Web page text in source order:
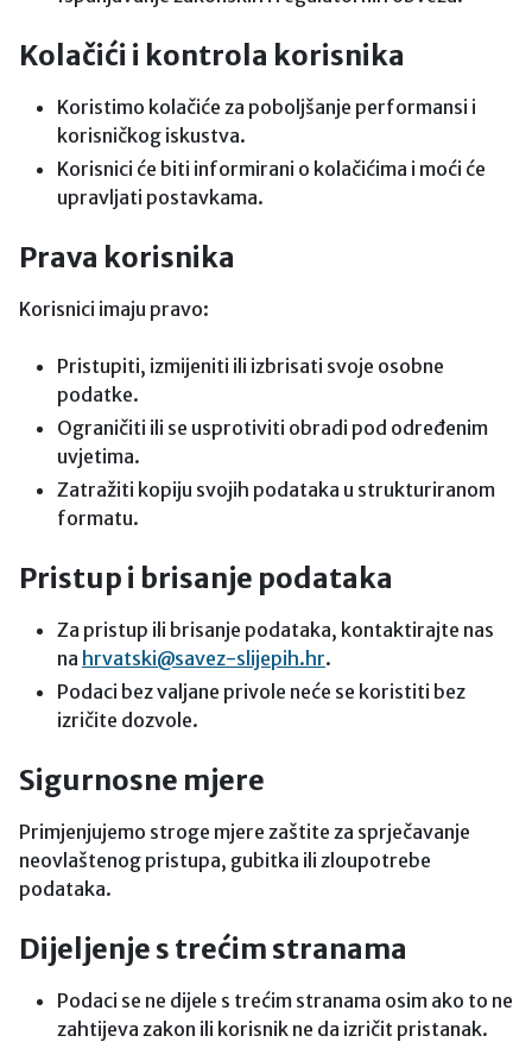
Kolačići i kontrola korisnika
Koristimo kolačiće za poboljšanje performansi i
korisničkog iskustva.
Korisnici će biti informirani o kolačićima i moći će
upravljati postavkama.
Prava korisnika
Korisnici imaju pravo:
Pristupiti, izmijeniti ili izbrisati svoje osobne
podatke.
Ograničiti ili se usprotiviti obradi pod određenim
uvjetima.
Zatražiti kopiju svojih podataka u strukturiranom
formatu.
Pristup i brisanje podataka
Za pristup ili brisanje podataka, kontaktirajte nas
na hrvatski@savez-slijepih.hr.
Podaci bez valjane privole neće se koristiti bez
izričite dozvole.
Sigurnosne mjere
Primjenjujemo stroge mjere zaštite za sprječavanje
neovlaštenog pristupa, gubitka ili zloupotrebe
podataka.
Dijeljenje s trećim stranama
Podaci se ne dijele s trećim stranama osim ako to ne
zahtijeva zakon ili korisnik ne da izričit pristanak.